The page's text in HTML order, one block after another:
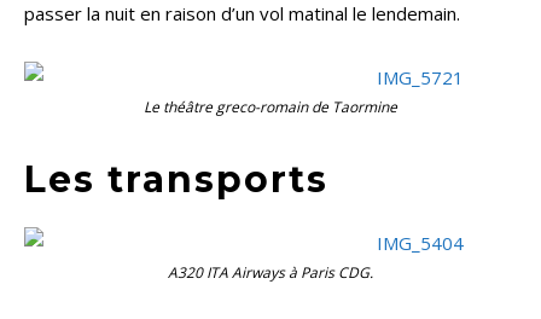
passer la nuit en raison d’un vol matinal le lendemain.
Le théâtre greco-romain de Taormine
Les transports
A320 ITA Airways à Paris CDG.